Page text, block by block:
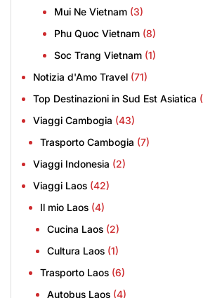
Mui Ne Vietnam (3)
Phu Quoc Vietnam (8)
Soc Trang Vietnam (1)
Notizia d'Amo Travel (71)
Top Destinazioni in Sud Est Asiatica
Viaggi Cambogia (43)
Trasporto Cambogia (7)
Viaggi Indonesia (2)
Viaggi Laos (42)
Il mio Laos (4)
Cucina Laos (2)
Cultura Laos (1)
Trasporto Laos (6)
Autobus Laos (4)